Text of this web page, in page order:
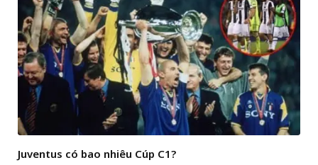
Juventus có bao nhiêu Cúp C1?